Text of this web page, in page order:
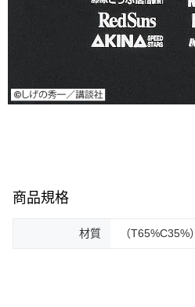
商品規格
材質 （T65%C35%）